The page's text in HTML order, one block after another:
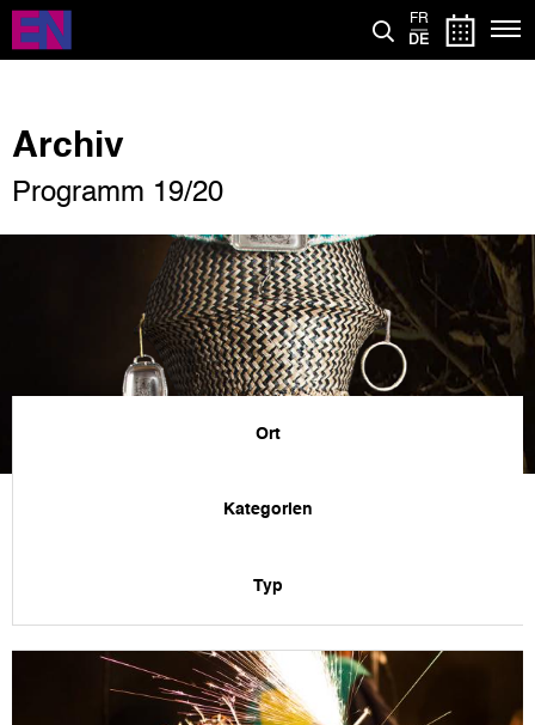
Direkt
zum
Inhalt
FR
DE
Archiv
Programm 19/20
Ort
Kategorien
Typ